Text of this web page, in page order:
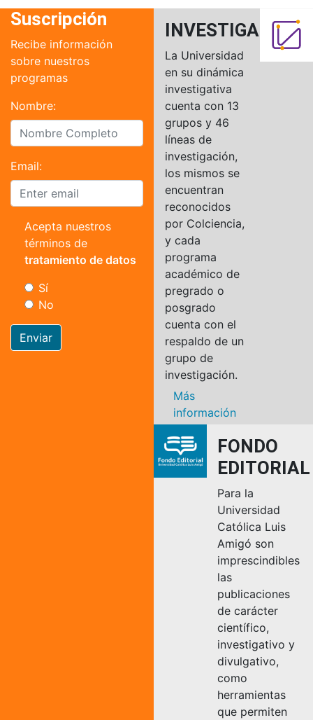
Suscripción
Recibe información
sobre nuestros
programas
Nombre:
Email:
Acepta nuestros
términos de
tratamiento de datos
Sí
No
Enviar
INVESTIGACIÓN
La Universidad
en su dinámica
investigativa
cuenta con 13
grupos y 46
líneas de
investigación,
los mismos se
encuentran
reconocidos
por Colciencia,
y cada
programa
académico de
pregrado o
posgrado
cuenta con el
respaldo de un
grupo de
investigación.
Más
información
FONDO
EDITORIAL
Para la
Universidad
Católica Luis
Amigó son
imprescindibles
las
publicaciones
de carácter
científico,
investigativo y
divulgativo,
como
herramientas
que permiten